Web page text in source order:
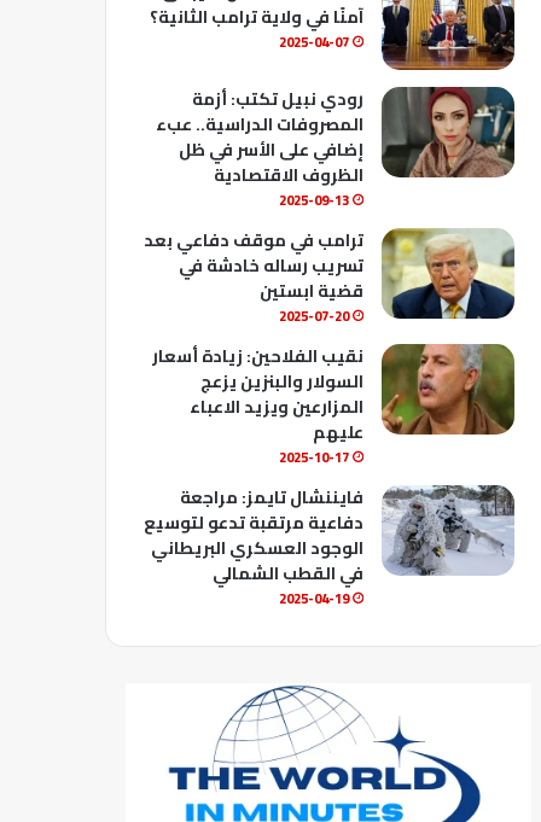
b
e
آمنًا في ولاية ترامب الثانية؟
2025-04-07
رودي نبيل تكتب: أزمة
المصروفات الدراسية.. عبء
إضافي على الأسر في ظل
الظروف الاقتصادية
2025-09-13
ترامب في موقف دفاعي بعد
تسريب رساله خادشة في
قضية ابستين
2025-07-20
نقيب الفلاحين: زيادة أسعار
السولار والبنزين يزعج
المزارعين ويزيد الاعباء
عليهم
2025-10-17
فايننشال تايمز: مراجعة
دفاعية مرتقبة تدعو لتوسيع
الوجود العسكري البريطاني
في القطب الشمالي
2025-04-19